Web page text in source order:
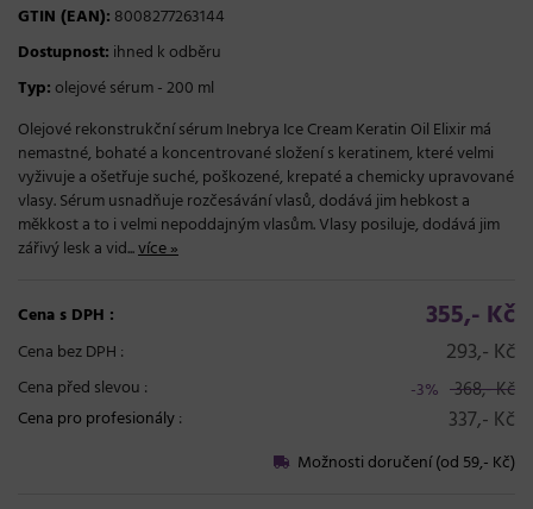
GTIN (EAN): 8008277263144
Dostupnost: ihned k odběru
Typ:olejové sérum - 200 ml
Olejové rekonstrukční sérum Inebrya Ice Cream Keratin Oil Elixir má
nemastné, bohaté a koncentrované složení s keratinem, které velmi
vyživuje a ošetřuje suché, poškozené, krepaté a chemicky upravované
vlasy. Sérum usnadňuje rozčesávání vlasů, dodává jim hebkost a
měkkost a to i velmi nepoddajným vlasům. Vlasy posiluje, dodává jim
zářivý lesk a vid...více »
Cena s DPH : 355,- Kč
Cena bez DPH : 293,- Kč
Cena před slevou : -3% 368,- Kč
Cena pro profesionály: 337,- Kč
Možnosti doručení (od 59,- Kč)